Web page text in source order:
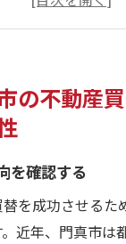
との特徴を把握
功の鍵は門真市の
がもたらすマーケ
商業施設と交通
育施設が住宅選
の不動産
を確認する
を成功させるた
近年、門真市は